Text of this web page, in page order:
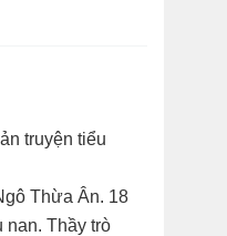
truyện tiểu
Thừa Ân. 18
Thầy trò